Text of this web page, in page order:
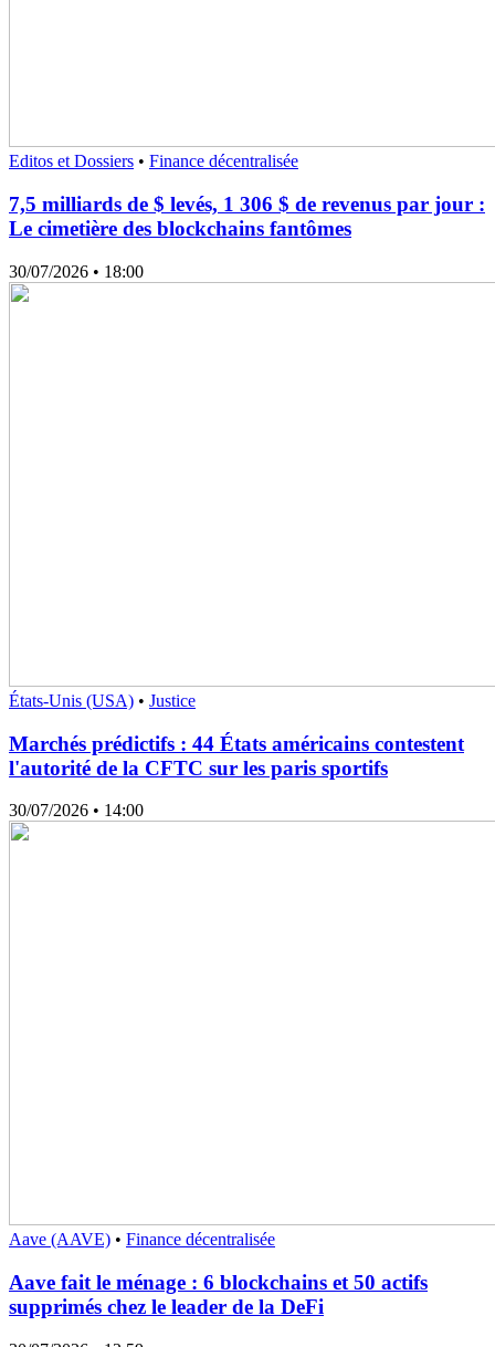
Editos et Dossiers • Finance décentralisée
7,5 milliards de $ levés, 1 306 $ de revenus par jour :
Le cimetière des blockchains fantômes
30/07/2026 • 18:00
États-Unis (USA) • Justice
Marchés prédictifs : 44 États américains contestent
l'autorité de la CFTC sur les paris sportifs
30/07/2026 • 14:00
Aave (AAVE) • Finance décentralisée
Aave fait le ménage : 6 blockchains et 50 actifs
supprimés chez le leader de la DeFi